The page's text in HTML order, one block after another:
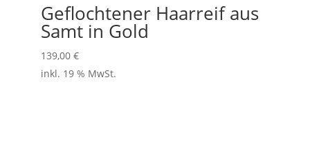
Geflochtener Haarreif aus
Samt in Gold
139,00 €
inkl. 19 % MwSt.